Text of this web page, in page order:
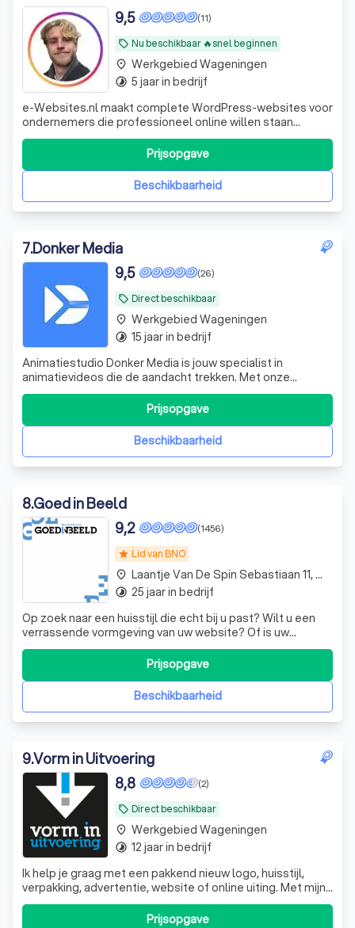
local_offer Nu beschikbaar 🔥snel beginnen
(11)
9,5
e-Websites.nl maakt complete WordPress-websites voor
ondernemers die professioneel online willen staan
zonder technisch gedoe. Veel ondernemers weten dat ze
een goede website nodig hebben, maar lopen vast op
keuzes zoals hosting, domeinnaam, e-mail, WordPress,
onderhoud, beveiliging en teksten. Wij
Beschikbaarheid
Prijsopgave
place Werkgebied Wageningen
timelapse 5 jaar in bedrijf
7.Donker Media
local_offer Direct beschikbaar
(26)
9,5
Animatiestudio Donker Media is jouw specialist in
animatievideos die de aandacht trekken. Met onze
animatie studio in Eindhoven verrassen we met creatieve
concepten die precies vertellen wat jij wilt overbrengen.
Dat doen we met een klein team van ervaren experts
vanuit Eindhoven, voor opdrachtgever
Beschikbaarheid
Prijsopgave
place Werkgebied Wageningen
timelapse 15 jaar in bedrijf
8.Goed in Beeld
star Lid van BNO
(1456)
9,2
Op zoek naar een huisstijl die echt bij u past? Wilt u een
verrassende vormgeving van uw website? Of is uw
bedrijfsbrochure toe aan een metamorfose? Wij zorgen
ervoor dat uw organisatie goed in beeld komt. Dankzij
nauwe samenwerking met tekstschrijvers en drukkers
verzorgen wij complete producties.
Beschikbaarheid
Prijsopgave
place Laantje Van De Spin Sebastiaan 11, Wageningen
timelapse 25 jaar in bedrijf
9.Vorm in Uitvoering
local_offer Direct beschikbaar
(2)
8,8
Ik help je graag met een pakkend nieuw logo, huisstijl,
verpakking, advertentie, website of online uiting. Met mijn
jarenlange creatieve ervaring realiseer ik het graag (en
Prijsopgave
place Werkgebied Wageningen
timelapse 12 jaar in bedrijf